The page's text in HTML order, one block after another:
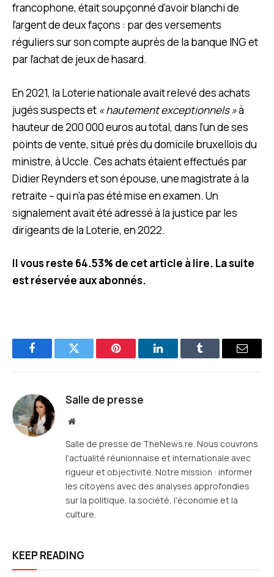
francophone, était soupçonné d’avoir blanchi de
l’argent de deux façons : par des versements
réguliers sur son compte auprès de la banque ING et
par l’achat de jeux de hasard.
En 2021, la Loterie nationale avait relevé des achats
jugés suspects et « hautement exceptionnels »à
hauteur de 200 000 euros au total, dans l’un de ses
points de vente, situé près du domicile bruxellois du
ministre, à Uccle. Ces achats étaient effectués par
Didier Reynders et son épouse, une magistrate à la
retraite – qui n’a pas été mise en examen. Un
signalement avait été adressé à la justice par les
dirigeants de la Loterie, en 2022.
Il vous reste 64.53% de cet article à lire. La suite
est réservée aux abonnés.
FacebookTwitter Pinterest LinkedInTumblr
E-
Salle de presse
Site
Salle de presse de TheNews.re. Nous couvrons
l'actualité réunionnaise et internationale avec
rigueur et objectivité. Notre mission : informer
les citoyens avec des analyses approfondies
sur la politique, la société, l'économie et la
culture.
KEEP READING